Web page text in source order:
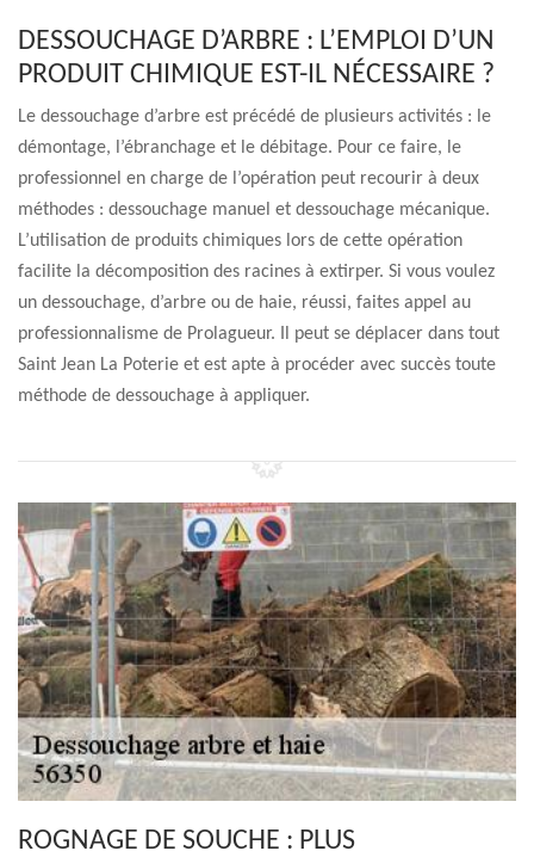
DESSOUCHAGE D’ARBRE : L’EMPLOI D’UN
PRODUIT CHIMIQUE EST-IL NÉCESSAIRE ?
Le dessouchage d’arbre est précédé de plusieurs activités : le
démontage, l’ébranchage et le débitage. Pour ce faire, le
professionnel en charge de l’opération peut recourir à deux
méthodes : dessouchage manuel et dessouchage mécanique.
L’utilisation de produits chimiques lors de cette opération
facilite la décomposition des racines à extirper. Si vous voulez
un dessouchage, d’arbre ou de haie, réussi, faites appel au
professionnalisme de Prolagueur. Il peut se déplacer dans tout
Saint Jean La Poterie et est apte à procéder avec succès toute
méthode de dessouchage à appliquer.
ROGNAGE DE SOUCHE : PLUS